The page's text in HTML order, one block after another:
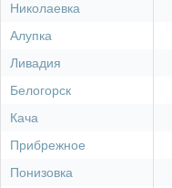
Николаевка
Алупка
Ливадия
Белогорск
Кача
Прибрежное
Понизовка